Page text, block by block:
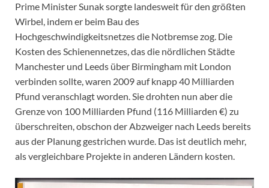
Prime Minister Sunak sorgte landesweit für den größten
Wirbel, indem er beim Bau des
Hochgeschwindigkeitsnetzes die Notbremse zog. Die
Kosten des Schienennetzes, das die nördlichen Städte
Manchester und Leeds über Birmingham mit London
verbinden sollte, waren 2009 auf knapp 40 Milliarden
Pfund veranschlagt worden. Sie drohten nun aber die
Grenze von 100 Milliarden Pfund (116 Milliarden €) zu
überschreiten, obschon der Abzweiger nach Leeds bereits
aus der Planung gestrichen wurde. Das ist deutlich mehr,
als vergleichbare Projekte in anderen Ländern kosten.